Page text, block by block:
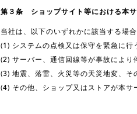
第３条 ショップサイト等における本
当社は、以下のいずれかに該当する場
(1) システムの点検又は保守を緊急に行
(2) サーバー、通信回線等が事故により
(3) 地震、落雷、火災等の天災地変、
(4) その他、ショップ又はストアが本